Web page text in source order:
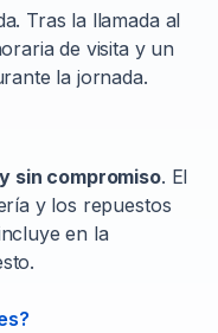
Tras la llamada al
de visita y un
la jornada.
sin compromiso. El
y los repuestos
en la